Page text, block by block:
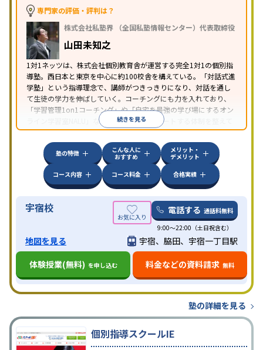
特徴
中高一貫校生に対応
ブレットを利用
季節講習のみの受講可自習室あり
専門家の評価・評判は？
株式会社私塾界 （全国私塾情報センター）代表取締役
山田未知之
1対1ネッツは、株式会社個別教育舎が運営する完全1対1の個別指
導塾。西日本と東京を中心に約100校舎を構えている。「対話式進
学塾」という指導理念で、講師がつきっきりになり、対話を通し
て生徒の学力を伸ばしていく。コーチングにも力を入れており、
「学習管理1on1コーチング」や「自宅を最強の学び場にするオン
ライン学習室NALU」など、自宅学習もサポートする体制を整えて
いる。
続きを見る
塾の特徴
こんな人に
おすすめ
メリット・
デメリット
コース内容
コース料金 合格実績
宇宿校 電話する 通話料無料
9:00～22:00（土日祝含む）
地図を見る
宇宿、脇田、宇宿一丁目駅
体験授業(無料) を申し込む 料金などの資料請求 無料
塾の詳細を見る
個別指導スクールIE